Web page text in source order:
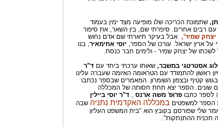
שתמונת הכריכה שלו מופיעה מצד ימין בעמוד
רבים אחרים. סיפרתי שם, בין השאר, את סיפור
שמיר', אבל בעיקר תיארתי שם אדם נחוש
על ארץ ישראל. עורכו של הספר, יוסי אחימאיר, בנו
של יצחק שמיר - ולימים חבר כנסת.
אסטרטגי במשבר, שאותו ערכתי ביחד עם ד"ר
ראשון להתמודד עם הטראומה האיומה שעברה עלינו
קטיף ובצפון השומרון. המאמרים שבספר נכתבו
שונים. הספר יצא תחת חסותה של המכללה
לספר כתבו פרופ' משה ארנס , ד"ר יוסי ביילין
הספר למשפטים במכללה האקדמית נתניה שבה
המאמר שלי שפורסם בקובץ הוא "בית המשפט העליון
תכנית ההתנתקות".